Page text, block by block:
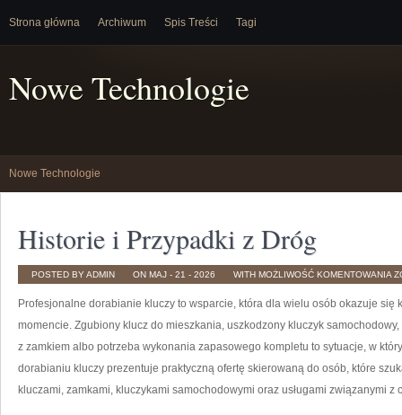
Strona główna Archiwum Spis Treści Tagi
Nowe Technologie
Nowe Technologie
Historie i Przypadki z Dróg
POSTED BY ADMIN ON MAJ - 21 - 2026 WITH MOŻLIWOŚĆ KOMENTOWANIA
I
Z
Profesjonalne dorabianie kluczy to wsparcie, która dla wielu osób okazuje się
momencie. Zgubiony klucz do mieszkania, uszkodzony kluczyk
z zamkiem albo potrzeba wykonania zapasowego kompletu to sytuacje, w
dorabianiu kluczy prezentuje praktyczną ofertę skierowaną do osób, które
kluczami, zamkami, kluczykami samochodowymi oraz usługami związanymi